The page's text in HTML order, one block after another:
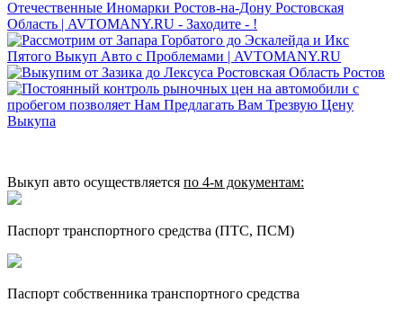
Выкуп авто осуществляется по 4‑м документам:
Паспорт транспортного средства (ПТС, ПСМ)
Паспорт собственника транспортного средства